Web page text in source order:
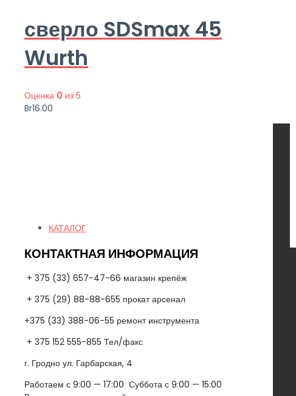
сверло SDSmax 45
Wurth
Оценка 0 из 5
Br16.00
КАТАЛОГ
КОНТАКТНАЯ ИНФОРМАЦИЯ
+ 375 (33) 657-47-66 магазин крепёж
+ 375 (29) 88-88-655 прокат арсенал
+375 (33) 388-06-55 ремонт инструмента
+ 375 152 555-855 Тел/факс
г. Гродно ул. Гарбарская, 4
Работаем с 9:00 — 17:00 Суббота с 9:00 — 15:00